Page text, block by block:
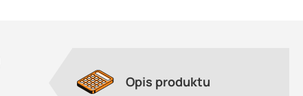
Opis produktu